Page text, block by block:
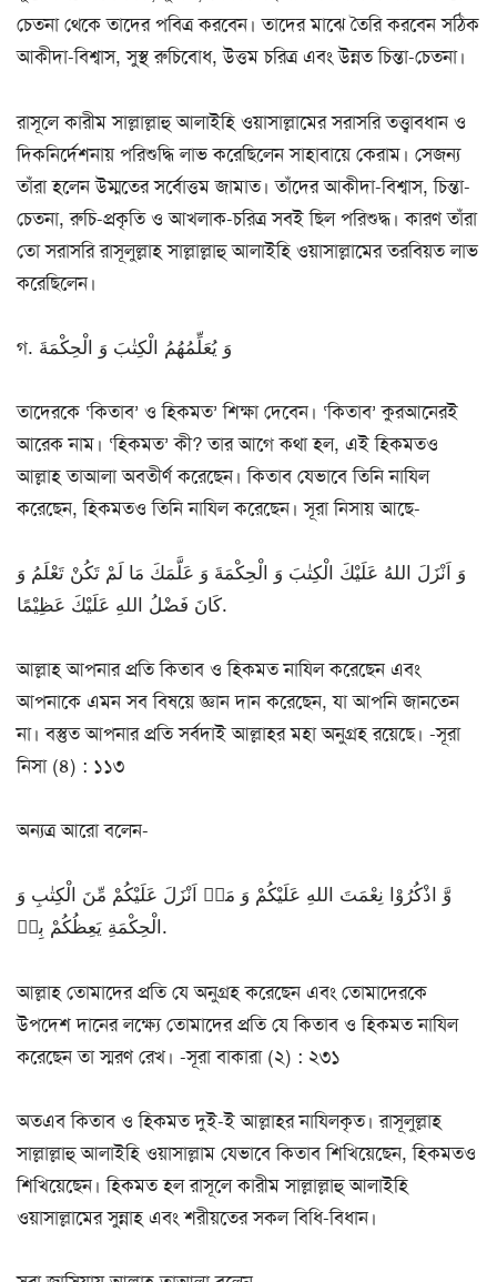
চেতনা থেকে তাদের পবিত্র করবেন। তাদের মাঝে তৈরি করবেন সঠিক
আকীদা-বিশ্বাস, সুস্থ রুচিবোধ, উত্তম চরিত্র এবং উন্নত চিন্তা-চেতনা।
রাসূলে কারীম সাল্লাল্লাহু আলাইহি ওয়াসাল্লামের সরাসরি তত্ত্বাবধান ও
দিকনির্দেশনায় পরিশুদ্ধি লাভ করেছিলেন সাহাবায়ে কেরাম। সেজন্য
তাঁরা হলেন উম্মতের সর্বোত্তম জামাত। তাঁদের আকীদা-বিশ্বাস, চিন্তা-
চেতনা, রুচি-প্রকৃতি ও আখলাক-চরিত্র সবই ছিল পরিশুদ্ধ। কারণ তাঁরা
তো সরাসরি রাসূলুল্লাহ সাল্লাল্লাহু আলাইহি ওয়াসাল্লামের তরবিয়ত লাভ
করেছিলেন।
গ. وَ یُعَلِّمُهُمُ الْكِتٰبَ وَ الْحِكْمَةَ
তাদেরকে ‘কিতাব’ ও হিকমত’ শিক্ষা দেবেন। ‘কিতাব’ কুরআনেরই
আরেক নাম। ‘হিকমত’ কী? তার আগে কথা হল, এই হিকমতও
আল্লাহ তাআলা অবতীর্ণ করেছেন। কিতাব যেভাবে তিনি নাযিল
করেছেন, হিকমতও তিনি নাযিল করেছেন। সূরা নিসায় আছে-
وَ اَنْزَلَ اللهُ عَلَیْكَ الْكِتٰبَ وَ الْحِكْمَةَ وَ عَلَّمَكَ مَا لَمْ تَكُنْ تَعْلَمُ وَ
كَانَ فَضْلُ اللهِ عَلَیْكَ عَظِیْمًا.
আল্লাহ আপনার প্রতি কিতাব ও হিকমত নাযিল করেছেন এবং
আপনাকে এমন সব বিষয়ে জ্ঞান দান করেছেন, যা আপনি জানতেন
না। বস্তুত আপনার প্রতি সর্বদাই আল্লাহর মহা অনুগ্রহ রয়েছে। -সূরা
নিসা (৪) : ১১৩
অন্যত্র আরো বলেন-
وَّ اذْكُرُوْا نِعْمَتَ اللهِ عَلَیْكُمْ وَ مَاۤ اَنْزَلَ عَلَیْكُمْ مِّنَ الْكِتٰبِ وَ
الْحِكْمَةِ یَعِظُكُمْ بِهٖ.
আল্লাহ তোমাদের প্রতি যে অনুগ্রহ করেছেন এবং তোমাদেরকে
উপদেশ দানের লক্ষ্যে তোমাদের প্রতি যে কিতাব ও হিকমত নাযিল
করেছেন তা স্মরণ রেখ। -সূরা বাকারা (২) : ২৩১
অতএব কিতাব ও হিকমত দুই-ই আল্লাহর নাযিলকৃত। রাসূলুল্লাহ
সাল্লাল্লাহু আলাইহি ওয়াসাল্লাম যেভাবে কিতাব শিখিয়েছেন, হিকমতও
শিখিয়েছেন। হিকমত হল রাসূলে কারীম সাল্লাল্লাহু আলাইহি
ওয়াসাল্লামের সুন্নাহ এবং শরীয়তের সকল বিধি-বিধান।